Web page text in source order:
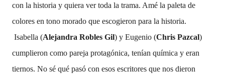
con la historia y quiera ver toda la trama. Amé la paleta de
colores en tono morado que escogieron para la historia.
Isabella (Alejandra Robles Gil) y Eugenio (Chris Pazcal)
cumplieron como pareja protagónica, tenían química y eran
tiernos. No sé qué pasó con esos escritores que nos dieron